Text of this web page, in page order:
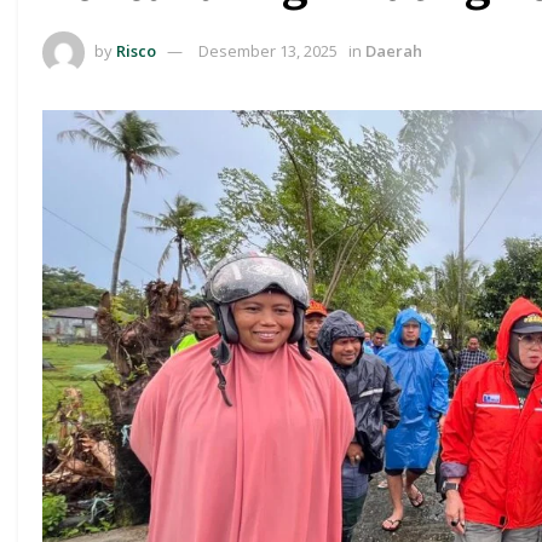
by Risco Desember 13, 2025 in Daerah